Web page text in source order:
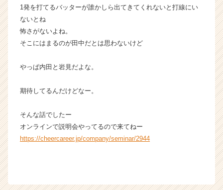
1発を打てるバッターが誰かしら出てきてくれないと打線にい
ないとね
怖さがないよね。
そこにはまるのが田中だとは思わないけど
やっぱ内田と岩見だよな。
期待してるんだけどなー。
そんな話でしたー
オンラインで説明会やってるので来てねー
https://cheercareer.jp/company/seminar/2944